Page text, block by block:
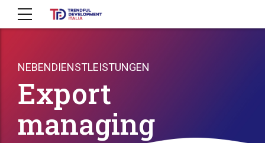
NEBENDIENSTLEISTUNGEN
Export
managing